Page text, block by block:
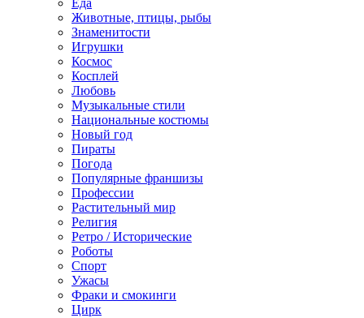
Еда
Животные, птицы, рыбы
Знаменитости
Игрушки
Космос
Косплей
Любовь
Музыкальные стили
Национальные костюмы
Новый год
Пираты
Погода
Популярные франшизы
Профессии
Растительный мир
Религия
Ретро / Исторические
Роботы
Спорт
Ужасы
Фраки и смокинги
Цирк